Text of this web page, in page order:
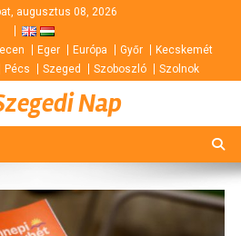
augusztus 08, 2026
Eger Európa Győr
Kecskemét
Pécs Szeged Szoboszló Szolnok
Nap